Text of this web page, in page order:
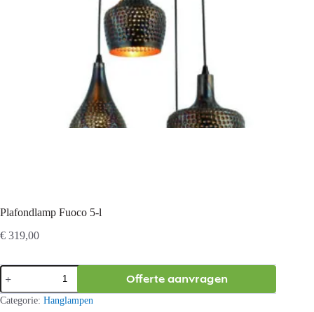
Plafondlamp Fuoco 5-l
€ 319,00
Plafondlamp
Fuoco
5-
l
Offerte aanvragen
Categorie: Hanglampen